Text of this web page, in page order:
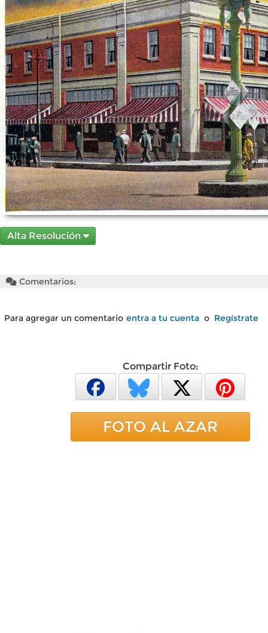
Alta Resolución
Comentarios:
Para agregar un comentario entra a tu cuenta o Regístrate
Compartir Foto:
FOTO AL AZAR